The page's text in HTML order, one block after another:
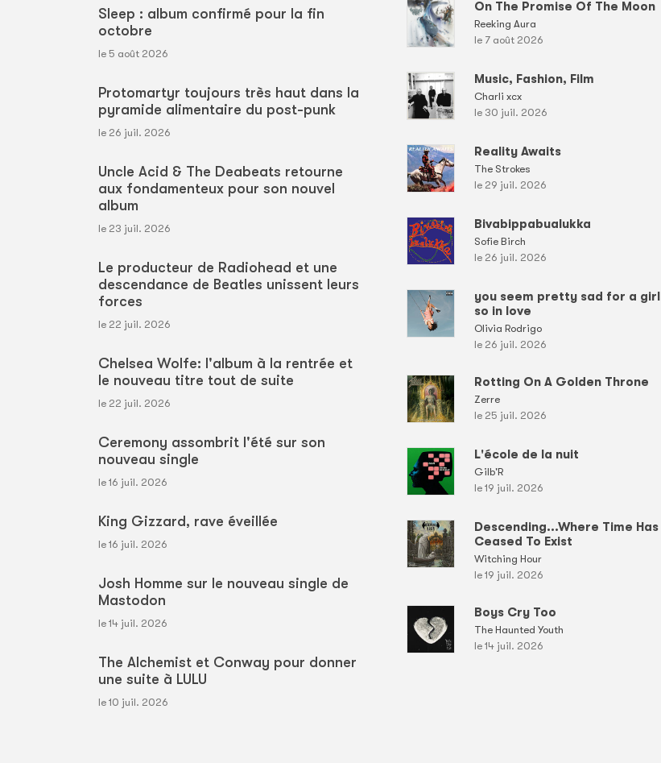
Sleep : album confirmé pour la fin
octobre
le 5 août 2026
Protomartyr toujours très haut dans la
pyramide alimentaire du post-punk
le 26 juil. 2026
Uncle Acid & The Deabeats retourne
aux fondamenteux pour son nouvel
album
le 23 juil. 2026
Le producteur de Radiohead et une
descendance de Beatles unissent leurs
forces
le 22 juil. 2026
Chelsea Wolfe: l'album à la rentrée et
le nouveau titre tout de suite
le 22 juil. 2026
Ceremony assombrit l'été sur son
nouveau single
le 16 juil. 2026
King Gizzard, rave éveillée
le 16 juil. 2026
Josh Homme sur le nouveau single de
Mastodon
le 14 juil. 2026
The Alchemist et Conway pour donner
une suite à LULU
le 10 juil. 2026
On The Promise Of The Moon
Reeking Aura
le 7 août 2026
Music, Fashion, Film
Charli xcx
le 30 juil. 2026
Reality Awaits
The Strokes
le 29 juil. 2026
Bivabippabualukka
Sofie Birch
le 26 juil. 2026
you seem pretty sad for a girl
so in love
Olivia Rodrigo
le 26 juil. 2026
Rotting On A Golden Throne
Zerre
le 25 juil. 2026
L'école de la nuit
Gilb'R
le 19 juil. 2026
Descending...Where Time Has
Ceased To Exist
Witching Hour
le 19 juil. 2026
Boys Cry Too
The Haunted Youth
le 14 juil. 2026